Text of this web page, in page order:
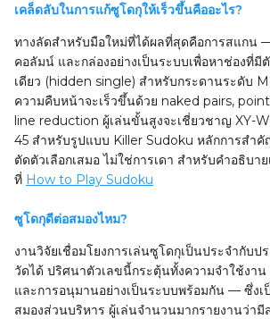
เคล็ดลับในการแก้ซูโดกุให้เร็วขึ้นคืออะไร?
ทางลัดสำหรับมือใหม่ที่ได้ผลที่สุดคือการสแกน
คอลัมน์ และกล่องอย่างเป็นระบบเพื่อหาช่องที่มี
เดียว (hidden single) สำหรับกระดานระดับ
ความคืบหน้าจะเร็วขึ้นด้วย naked pairs,
line reduction ผู้เล่นขั้นสูงจะเชี่ยวชาญ XY-
45 สำหรับรูปแบบ Killer Sudoku หลักการสำคั
ตัดตัวเลือกเสมอ ไม่ใช่การเดา สำหรับคำอธิบา
ที่ How to Play Sudoku
ซูโดกุดีต่อสมองไหม?
งานวิจัยเชื่อมโยงการเล่นซูโดกุเป็นประจำกับ
วัดได้ ปริศนาตัวเลขนี้กระตุ้นทั้งความจำใช้งา
และการอนุมานอย่างเป็นระบบพร้อมกัน — ซึ่ง
สมองส่วนบริหาร ผู้เล่นจำนวนมากรายงานว่า